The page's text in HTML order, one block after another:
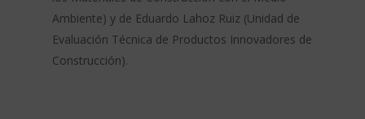
Ambiente) y de Eduardo Lahoz Ruiz (Unidad de
Evaluación Técnica de Productos Innovadores de
Construcción).